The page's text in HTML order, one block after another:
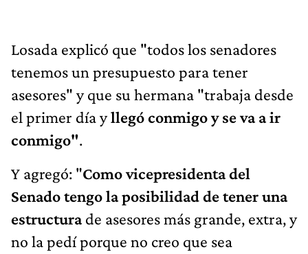
Losada explicó que "todos los senadores
tenemos un presupuesto para tener
asesores" y que su hermana "trabaja desde
el primer día yllegó conmigo y se va a ir
conmigo".
Y agregó: "Como vicepresidenta del
Senado tengo la posibilidad de tener una
estructurade asesores más grande, extra, y
no la pedí porque no creo que sea